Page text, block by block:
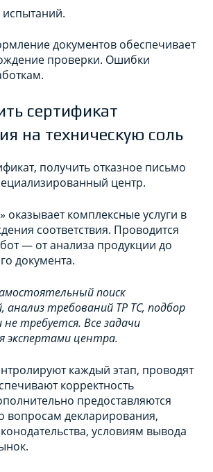
документов обеспечивает
проверки. Ошибки
сертификат
на техническую соль
получить отказное письмо
центр.
оказывает комплексные услуги в
соответствия. Проводится
— от анализа продукции до
документа.
поиск
анализ требований ТР ТС, подбор
требуется. Все задачи
экспертами центра.
каждый этап, проводят
корректность
предоставляются
вопросам декларирования,
условиям вывода